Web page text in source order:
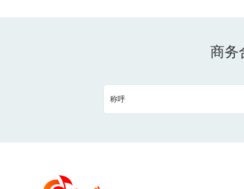
商务
称呼